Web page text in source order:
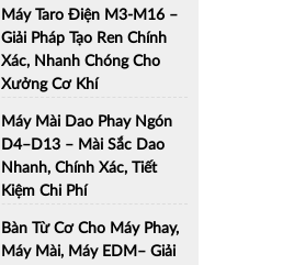
Máy Taro Điện M3-M16 –
Giải Pháp Tạo Ren Chính
Xác, Nhanh Chóng Cho
Xưởng Cơ Khí
Máy Mài Dao Phay Ngón
D4–D13 – Mài Sắc Dao
Nhanh, Chính Xác, Tiết
Kiệm Chi Phí
Bàn Từ Cơ Cho Máy Phay,
Máy Mài, Máy EDM– Giải